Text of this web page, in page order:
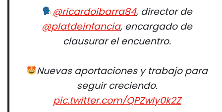
@ricardoibarra84, director de
@platdeinfancia, encargado de
clausurar el encuentro.
Nuevas aportaciones y trabajo para
seguir creciendo.
pic.twitter.com/QPZwly0k2Z